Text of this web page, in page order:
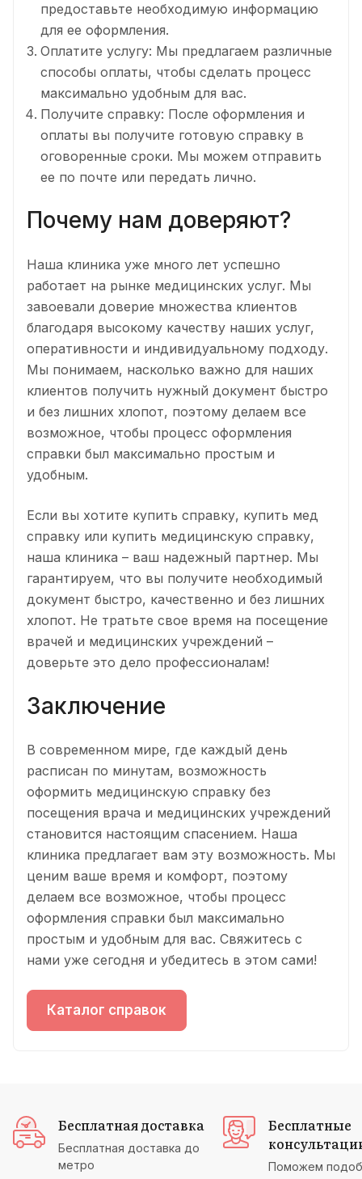
предоставьте необходимую информацию
для ее оформления.
Оплатите услугу: Мы предлагаем различные
способы оплаты, чтобы сделать процесс
максимально удобным для вас.
Получите справку: После оформления и
оплаты вы получите готовую справку в
оговоренные сроки. Мы можем отправить
ее по почте или передать лично.
Почему нам доверяют?
Наша клиника уже много лет успешно
работает на рынке медицинских услуг. Мы
завоевали доверие множества клиентов
благодаря высокому качеству наших услуг,
оперативности и индивидуальному подходу.
Мы понимаем, насколько важно для наших
клиентов получить нужный документ быстро
и без лишних хлопот, поэтому делаем все
возможное, чтобы процесс оформления
справки был максимально простым и
удобным.
Если вы хотите купить справку, купить мед
справку или купить медицинскую справку,
наша клиника – ваш надежный партнер. Мы
гарантируем, что вы получите необходимый
документ быстро, качественно и без лишних
хлопот. Не тратьте свое время на посещение
врачей и медицинских учреждений –
доверьте это дело профессионалам!
Заключение
В современном мире, где каждый день
расписан по минутам, возможность
оформить медицинскую справку без
посещения врача и медицинских учреждений
становится настоящим спасением. Наша
клиника предлагает вам эту возможность. Мы
ценим ваше время и комфорт, поэтому
делаем все возможное, чтобы процесс
оформления справки был максимально
простым и удобным для вас. Свяжитесь с
нами уже сегодня и убедитесь в этом сами!
Каталог справок
Бесплатная доставка
Бесплатная доставка до
метро
Бесплатные
Поможем